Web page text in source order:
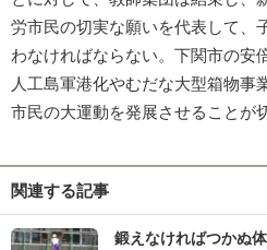
労市民の切実な願いを代表して、
わなければならない。下関市の安
人工島軍港化やむだな大型箱物事
市民の大運動を発展させることが
関連する記事
鍛えなければつかぬ